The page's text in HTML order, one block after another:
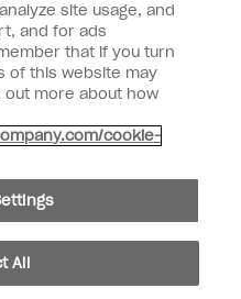
personnelles
chaînes d'approvisionnement
Tous droits réservés.
site usage, and
and for ads
that if you turn
of this website may
out more about how
cookie-
All